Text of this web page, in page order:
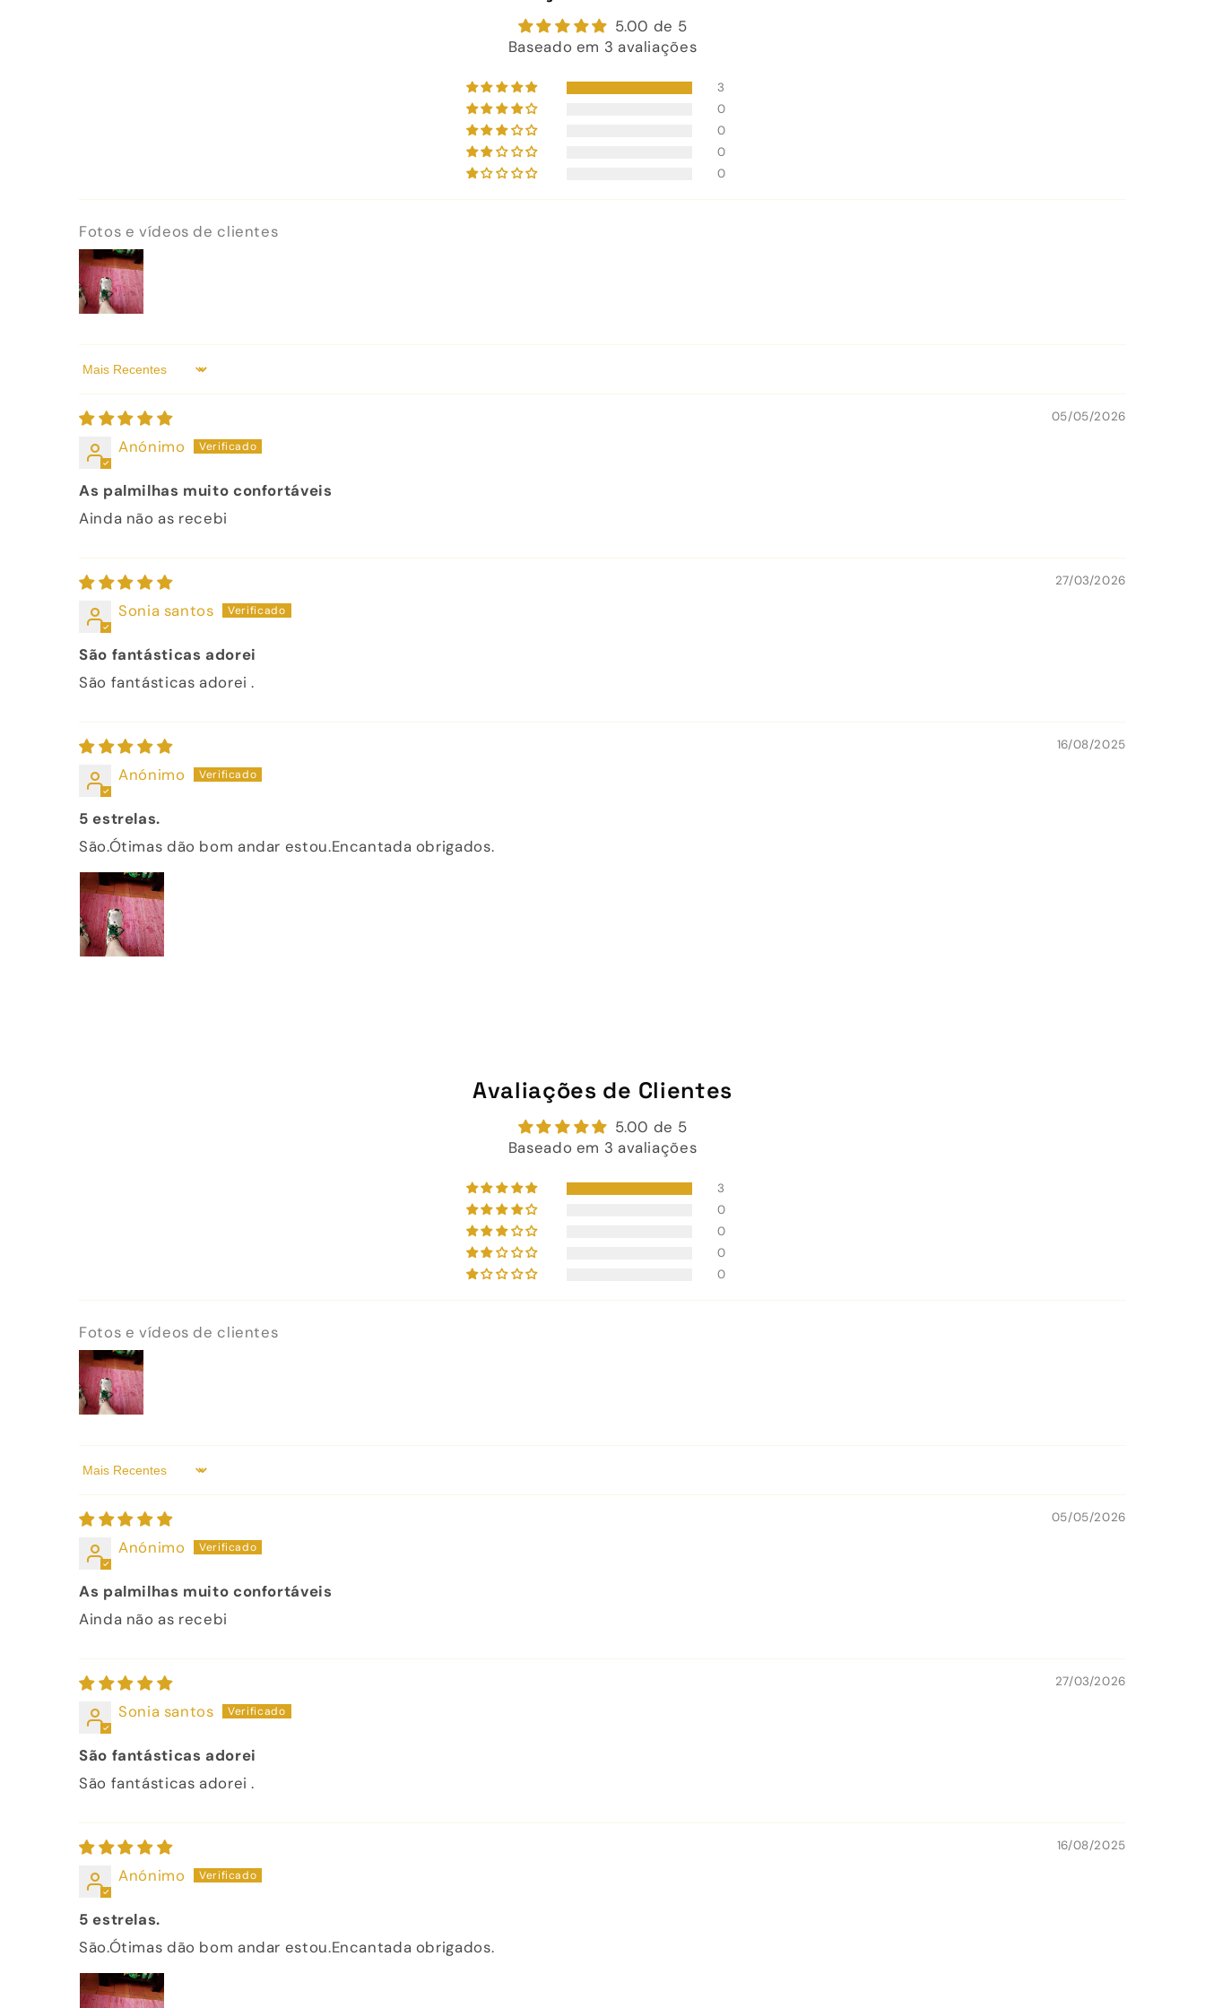
5.00 de 5
Baseado em 3 avaliações
3
0
0
0
0
Fotos e vídeos de clientes
Sort by
05/05/2026
Anónimo
As palmilhas muito confortáveis
Ainda não as recebi
27/03/2026
Sonia santos
São fantásticas adorei
São fantásticas adorei .
16/08/2025
Anónimo
5 estrelas.
São.Ótimas dão bom andar estou.Encantada obrigados.
Avaliações de Clientes
5.00 de 5
Baseado em 3 avaliações
3
0
0
0
0
Fotos e vídeos de clientes
Sort by
05/05/2026
Anónimo
As palmilhas muito confortáveis
Ainda não as recebi
27/03/2026
Sonia santos
São fantásticas adorei
São fantásticas adorei .
16/08/2025
Anónimo
5 estrelas.
São.Ótimas dão bom andar estou.Encantada obrigados.